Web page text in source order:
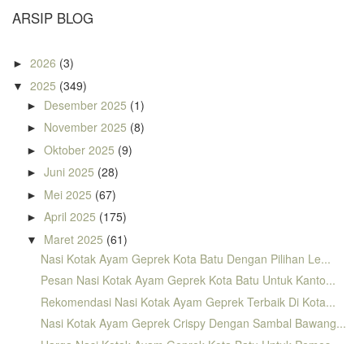
ARSIP BLOG
► 2026 (3)
▼ 2025 (349)
► Desember 2025 (1)
► November 2025 (8)
► Oktober 2025 (9)
► Juni 2025 (28)
► Mei 2025 (67)
► April 2025 (175)
▼ Maret 2025 (61)
Nasi Kotak Ayam Geprek Kota Batu Dengan Pilihan Le...
Pesan Nasi Kotak Ayam Geprek Kota Batu Untuk Kanto...
Rekomendasi Nasi Kotak Ayam Geprek Terbaik Di Kota...
Nasi Kotak Ayam Geprek Crispy Dengan Sambal Bawang...